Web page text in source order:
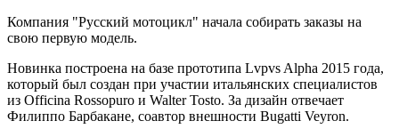
Компания "Русский мотоцикл" начала собирать заказы на
свою первую модель.
Новинка построена на базе прототипа Lvpvs Alpha 2015 года,
который был создан при участии итальянских специалистов
из Officina Rossopuro и Walter Tosto. За дизайн отвечает
Филиппо Барбакане, соавтор внешности Bugatti Veyron.